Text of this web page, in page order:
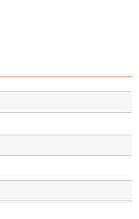
【宅配80サイズ】定
04）
【広告入
能）※キャンペーン
番段ボール箱（DA0
イズ 段ボ